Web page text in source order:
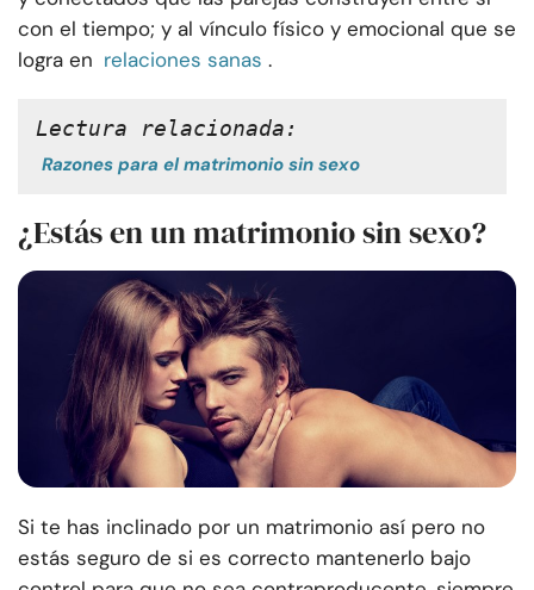
con el tiempo; y al vínculo físico y emocional que se
logra en relaciones sanas .
Lectura relacionada:
Razones para el matrimonio sin sexo
¿Estás en un matrimonio sin sexo?
Si te has inclinado por un matrimonio así pero no
estás seguro de si es correcto mantenerlo bajo